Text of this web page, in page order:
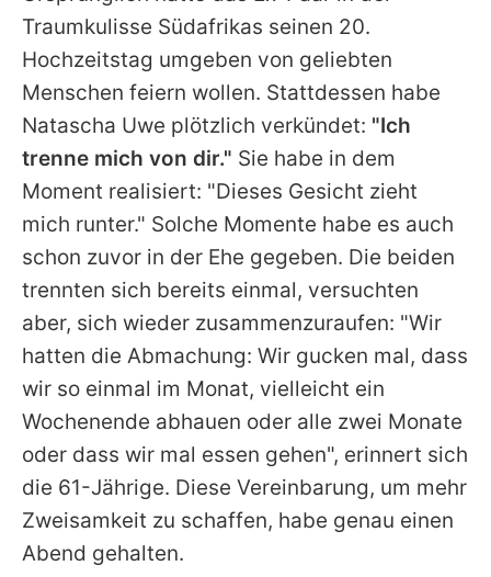
Traumkulisse Südafrikas seinen 20.
Hochzeitstag umgeben von geliebten
Menschen feiern wollen. Stattdessen habe
Natascha Uwe plötzlich verkündet: "Ich
trenne mich von dir." Sie habe in dem
Moment realisiert: "Dieses Gesicht zieht
mich runter." Solche Momente habe es auch
schon zuvor in der Ehe gegeben. Die beiden
trennten sich bereits einmal, versuchten
aber, sich wieder zusammenzuraufen: "Wir
hatten die Abmachung: Wir gucken mal, dass
wir so einmal im Monat, vielleicht ein
Wochenende abhauen oder alle zwei Monate
oder dass wir mal essen gehen", erinnert sich
die 61-Jährige. Diese Vereinbarung, um mehr
Zweisamkeit zu schaffen, habe genau einen
Abend gehalten.